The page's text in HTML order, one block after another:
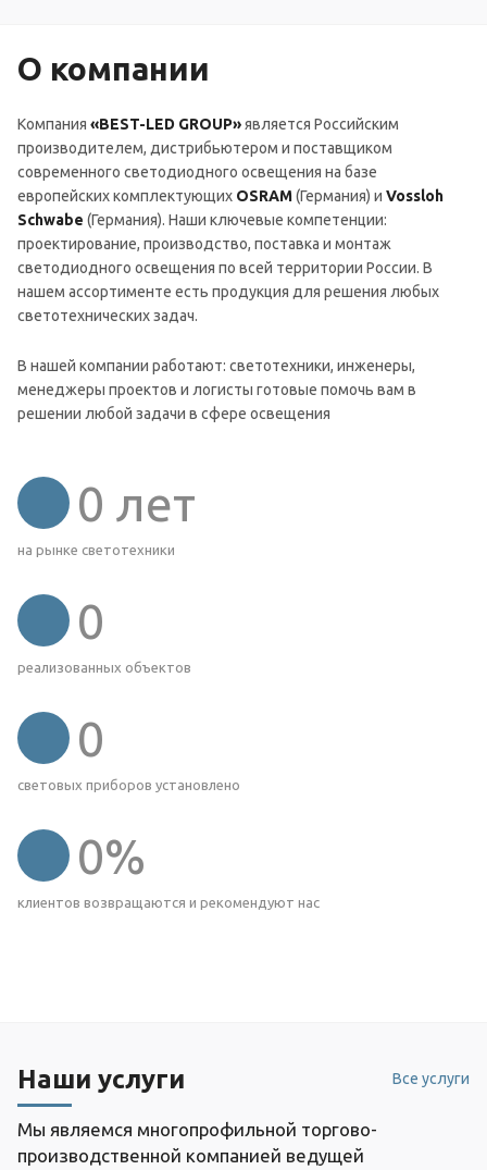
О компании
Компания «BEST-LED GROUP»является Российским
производителем, дистрибьютером и поставщиком
современного светодиодного освещения на базе
европейских комплектующих OSRAM(Германия) и Vossloh
Schwabe (Германия). Наши ключевые компетенции:
проектирование, производство, поставка и монтаж
светодиодного освещения по всей территории России. В
нашем ассортименте есть продукция для решения любых
светотехнических задач.
В нашей компании работают: светотехники, инженеры,
менеджеры проектов и логисты готовые помочь вам в
решении любой задачи в сфере освещения
0 лет
на рынке светотехники
0
реализованных объектов
0
световых приборов установлено
0%
клиентов возвращаются и рекомендуют нас
Все услуги
Наши услуги
Мы являемся многопрофильной торгово-
производственной компанией ведущей